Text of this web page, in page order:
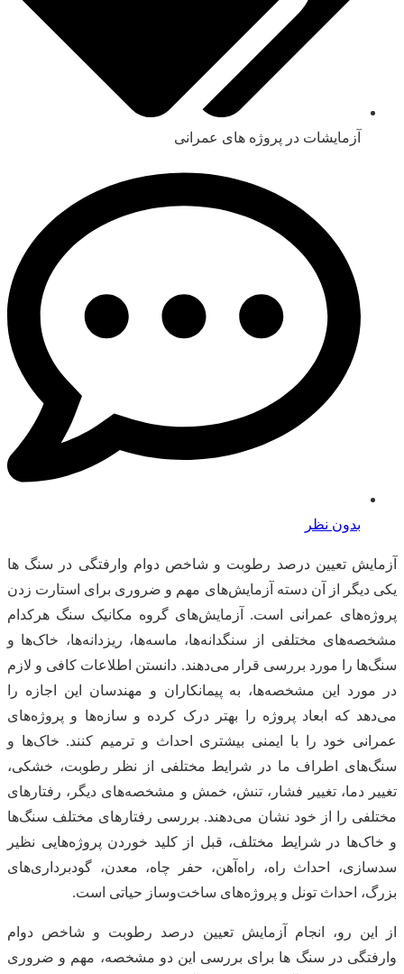
آزمایشات در پروژه های عمرانی
بدون نظر
آزمایش تعیین درصد رطوبت و شاخص دوام وارفتگی در سنگ ها
یکی دیگر از آن دسته آزمایش‌های مهم و ضروری برای استارت زدن
پروژه‌های عمرانی است. آزمایش‌های گروه مکانیک سنگ هرکدام
مشخصه‌های مختلفی از سنگدانه‌ها، ماسه‌ها، ریزدانه‌ها، خاک‌ها و
سنگ‌ها را مورد بررسی قرار می‌دهند. دانستن اطلاعات کافی و لازم
در مورد این مشخصه‌ها، به پیمانکاران و مهندسان این اجازه را
می‌دهد که ابعاد پروژه را بهتر درک کرده و سازه‌ها و پروژه‌های
عمرانی خود را با ایمنی بیشتری احداث و ترمیم کنند. خاک‌ها و
سنگ‌های اطراف ما در شرایط مختلفی از نظر رطوبت، خشکی،
تغییر دما، تغییر فشار، تنش، خمش و مشخصه‌های دیگر، رفتارهای
مختلفی را از خود نشان می‌دهند. بررسی رفتارهای مختلف سنگ‌ها
و خاک‌ها در شرایط مختلف، قبل از کلید خوردن پروژه‌هایی نظیر
سدسازی، احداث راه، راه‌آهن، حفر چاه، معدن، گودبرداری‌های
بزرگ، احداث تونل و پروژه‌های ساخت‌وساز حیاتی است.
از این رو، انجام آزمایش تعیین درصد رطوبت و شاخص دوام
وارفتگی در سنگ ها برای بررسی این دو مشخصه، مهم و ضروری